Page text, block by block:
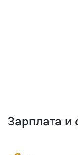
Зарплата и